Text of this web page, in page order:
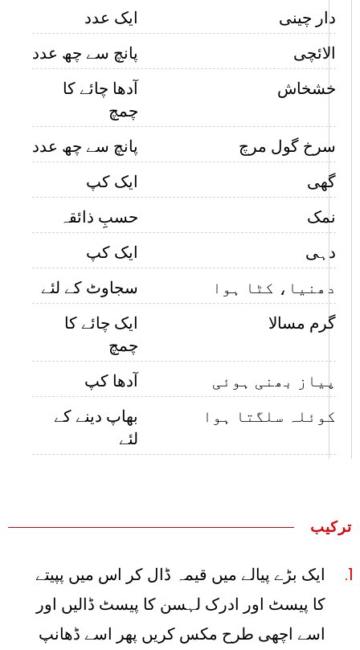
دار چینی
ایک عدد
الائچی
پانچ سے چھ عدد
خشخاش
آدھا چائے کا
چمچ
سرخ گول مرچ
پانچ سے چھ عدد
گھی
ایک کپ
نمک
حسبِ ذائقہ
دہی
ایک کپ
دھنیا، کٹا ہوا
سجاوٹ کے لئے
گرم مسالا
ایک چائے کا
چمچ
پیاز بھنی ہوئی
آدھا کپ
کوئلہ سلگتا ہوا
بھاپ دینے کے
لئے
ترکیب
ایک بڑے پیالے میں قیمہ ڈال کر اس میں پپیتے
کا پیسٹ اور ادرک لہسن کا پیسٹ ڈالیں اور
اسے اچھی طرح مکس کریں پھر اسے ڈھانپ